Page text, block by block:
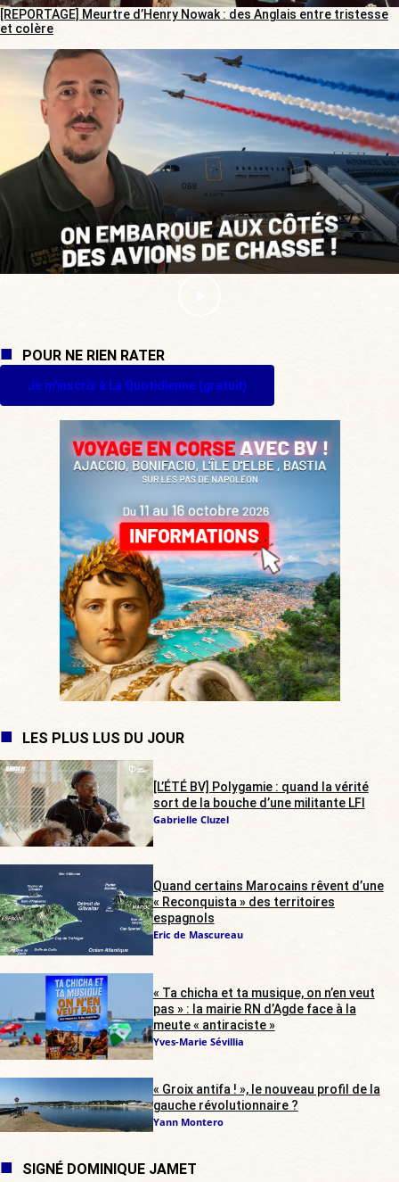
[REPORTAGE] Meurtre d’Henry Nowak : des Anglais entre tristesse
et colère
POUR NE RIEN RATER
Je m'inscris à La Quotidienne (gratuit)
LES PLUS LUS DU JOUR
[L’ÉTÉ BV] Polygamie : quand la vérité
sort de la bouche d’une militante LFI
Gabrielle Cluzel
Quand certains Marocains rêvent d’une
« Reconquista » des territoires
espagnols
Eric de Mascureau
« Ta chicha et ta musique, on n’en veut
pas » : la mairie RN d’Agde face à la
meute « antiraciste »
Yves-Marie Sévillia
« Groix antifa ! », le nouveau profil de la
gauche révolutionnaire ?
Yann Montero
SIGNÉ DOMINIQUE JAMET